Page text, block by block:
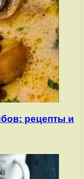
рецепты и